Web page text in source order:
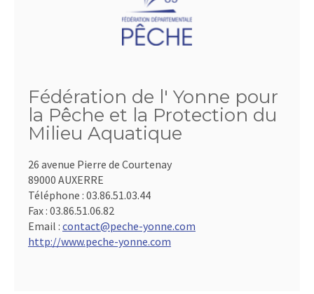
Fédération de l' Yonne pour
la Pêche et la Protection du
Milieu Aquatique
26 avenue Pierre de Courtenay
89000 AUXERRE
Téléphone : 03.86.51.03.44
Fax : 03.86.51.06.82
Email : contact@peche-yonne.com
http://www.peche-yonne.com